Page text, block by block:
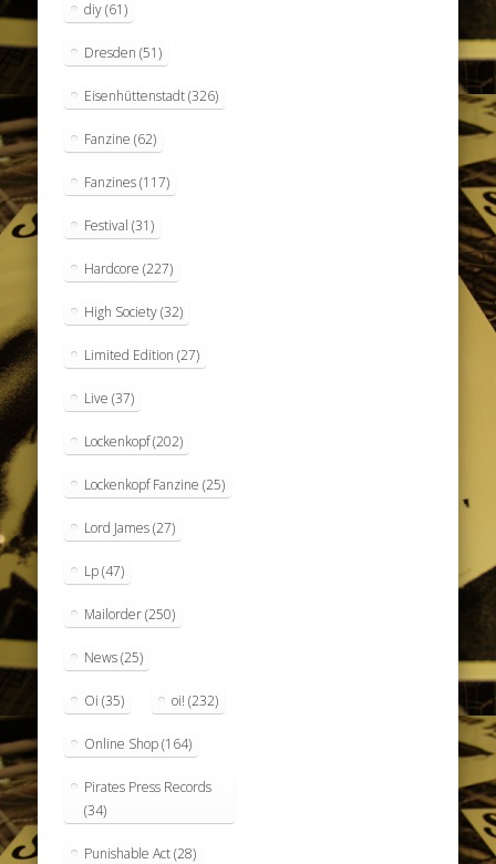
diy(61)
Dresden (51)
Eisenhüttenstadt(326)
Fanzine (62)
Fanzines(117)
Festival (31)
Hardcore (227)
High Society(32)
Limited Edition (27)
Live (37)
Lockenkopf(202)
Lockenkopf Fanzine (25)
Lord James(27)
Lp(47)
Mailorder(250)
News(25)
Oi (35) oi! (232)
Online Shop(164)
Pirates Press Records
(34)
Punishable Act(28)